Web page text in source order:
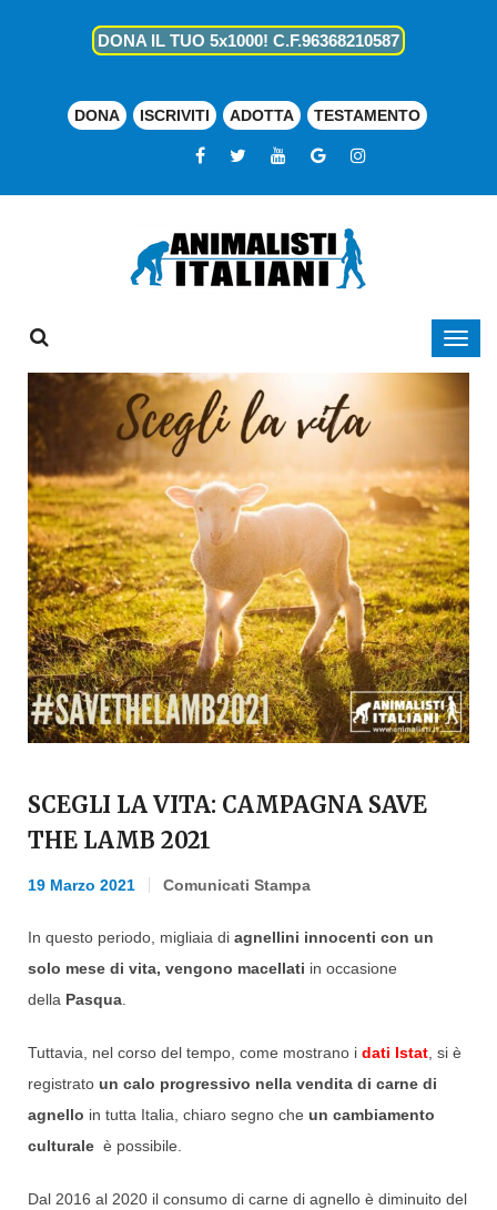
DONA IL TUO 5x1000! C.F.96368210587
DONA ISCRIVITI ADOTTA TESTAMENTO
SCEGLI LA VITA: CAMPAGNA SAVE
THE LAMB 2021
19 Marzo 2021 Comunicati Stampa
In questo periodo, migliaia di agnellini innocenti con un
solo mese di vita, vengono macellati in occasione
della Pasqua
Tuttavia, nel corso del tempo, come mostrano i dati Istat , si è
registrato un calo progressivo nella vendita di carne di
agnello in tutta Italia, chiaro segno che un cambiamento
culturale è possibile.
Dal 2016 al 2020 il consumo di carne di agnello è diminuito del